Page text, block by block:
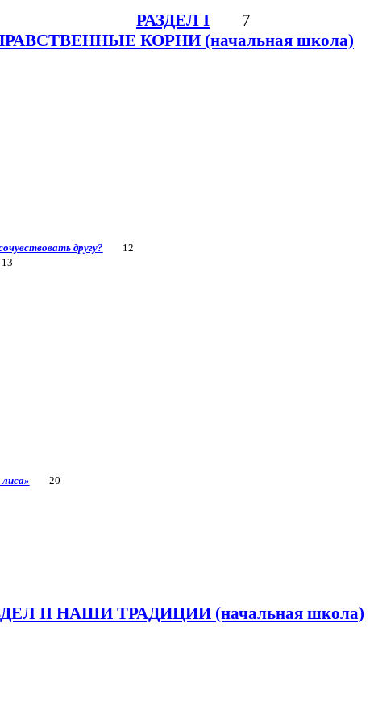
РАЗДЕЛ I 7
КОРНИ (начальная школа)
другу? 12
20
II НАШИ ТРАДИЦИИ (начальная школа)